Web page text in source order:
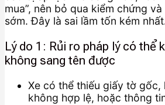
mua”, nên bỏ qua kiểm chứng
sớm. Đây là sai lầm tốn kém
Lý do 1: Rủi ro pháp lý có thể
không sang tên được
Xe có thể thiếu giấy tờ gốc,
không hợp lệ, hoặc thông